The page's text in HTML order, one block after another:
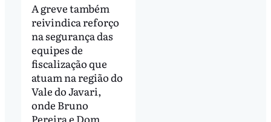
A greve também
reivindica reforço
na segurança das
equipes de
fiscalização que
atuam na região do
Vale do Javari,
onde Bruno
Pereira e Dom